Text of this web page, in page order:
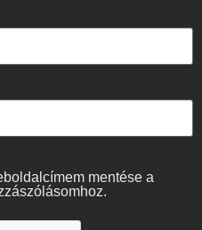
mentése a